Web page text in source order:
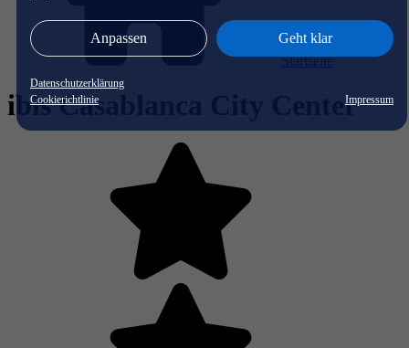
Anpassen Geht klar
Datenschutzerklärung
Cookierichtlinie
Impressum
Startseite
ibis Casablanca City Center